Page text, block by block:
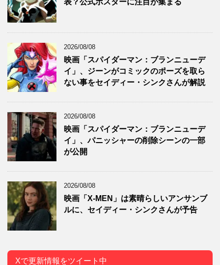
2026/08/08
映画「スパイダーマン：ブランニューデ
イ」、ジーンがコミックのポーズを取ら
ない事をセイディー・シンクさんが解説
2026/08/08
映画「スパイダーマン：ブランニューデ
イ」、パニッシャーの削除シーンの一部
が公開
2026/08/08
映画「X-MEN」は素晴らしいアンサンブ
ルに、セイディー・シンクさんが予告
Xで更新情報をツイート中